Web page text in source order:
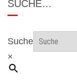
SUCHE…
Suche
×